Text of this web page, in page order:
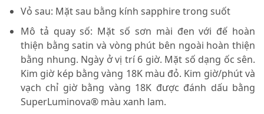
Vỏ sau: Mặt sau bằng kính sapphire trong suốt
Mô tả quay số: Mặt số sơn mài đen với đế hoàn
thiện bằng satin và vòng phút bên ngoài hoàn thiện
bằng nhung. Ngày ở vị trí 6 giờ. Mặt số dạng ốc sên.
Kim giờ kép bằng vàng 18K màu đỏ. Kim giờ/phút và
vạch chỉ giờ bằng vàng 18K được đánh dấu bằng
SuperLuminova® màu xanh lam.